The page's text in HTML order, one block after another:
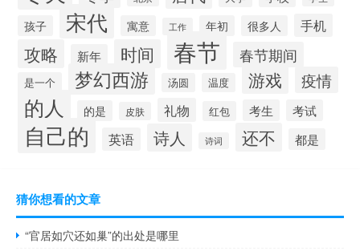
孩子 宋代 寓意 工作 年初 很多人 手机
攻略 新年 时间 春节 春节期间
是一个 梦幻西游 汤圆 温度 游戏 疫情
的人 的是 皮肤 礼物 红包 考生 考试
自己的 英语 诗人 诗词 还不 都是
猜你想看的文章
“官居如穴还如巢”的出处是哪里